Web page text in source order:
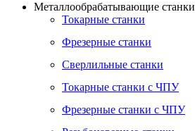
Металлообрабатывающие станки
Токарные станки
Фрезерные станки
Сверлильные станки
Токарные станки с ЧПУ
Фрезерные станки с ЧПУ